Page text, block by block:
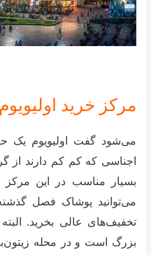
مرکز خرید اولیویوم
می‌شود گفت اولیویوم یک
اجناسی که کم کم دارند از
بسیار مناسب در این
می‌توانید پوشاک فصل
تخفیف‌های عالی بخرید.